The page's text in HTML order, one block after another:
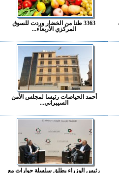
3363 طنا من الخضار وردت للسوق
المركزي الأربعاء...
أحمد الحياصات رئيسا لمجلس الأمن
السيبراني...
رئيس الوزراء يطلق سلسلة حوارات مع